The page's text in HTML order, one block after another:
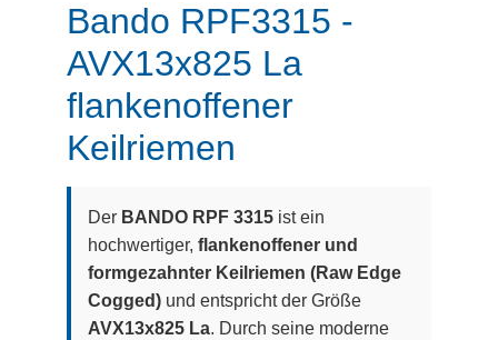
Bando RPF3315 -
AVX13x825 La
flankenoffener
Keilriemen
Der BANDO RPF 3315 ist ein
hochwertiger, flankenoffener und
formgezahnter Keilriemen (Raw Edge
Cogged) und entspricht der Größe
AVX13x825 La. Durch seine moderne